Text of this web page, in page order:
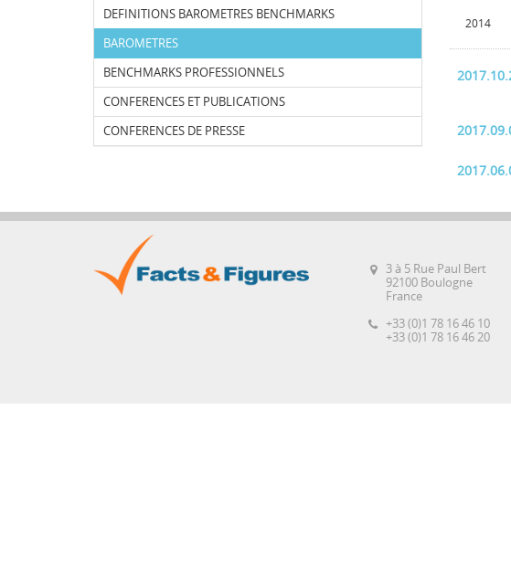
DEFINITIONS BAROMETRES BENCHMARKS
BAROMETRES
BENCHMARKS PROFESSIONNELS
CONFERENCES ET PUBLICATIONS
CONFERENCES DE PRESSE
2014
3 à 5 Rue Paul Bert
92100 Boulogne
France
+33 (0)1 78 16 46 10
+33 (0)1 78 16 46 20